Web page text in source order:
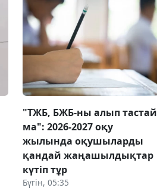
"ТЖБ, БЖБ-ны алып тастай
ма": 2026-2027 оқу
жылында оқушыларды
қандай жаңашылдықтар
күтіп тұр
Бүгін, 05:35